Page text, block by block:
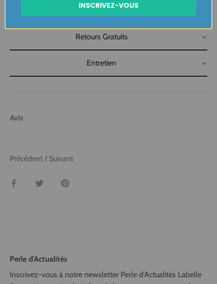
Livraison
Retours Gratuits
Entretien
Avis
Précédent / Suivant
Partager TweeterÉpingler
Perle d'Actualités
Inscrivez-vous à notre newsletter Perle d'Actualités Labelle
INSCRIVEZ-VOUS